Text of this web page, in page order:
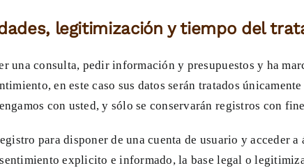
legitimización y tiempo del
una consulta, pedir información y presupuestos y ha
en este caso sus datos serán tratados
con usted, y sólo se conservarán registros con
para disponer de una cuenta de usuario y acceder
explicito e informado, la base legal o